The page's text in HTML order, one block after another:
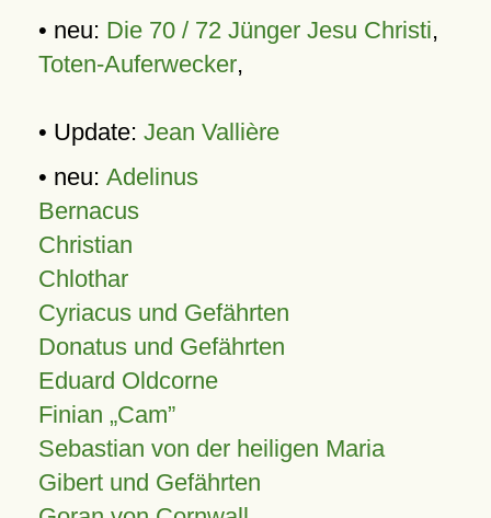
• neu: Die 70 / 72 Jünger Jesu Christi,
Toten-Auferwecker,
• Update: Jean Vallière
• neu: Adelinus
Bernacus
Christian
Chlothar
Cyriacus und Gefährten
Donatus und Gefährten
Eduard Oldcorne
Finian Cam
Sebastian von der heiligen Maria
Gibert und Gefährten